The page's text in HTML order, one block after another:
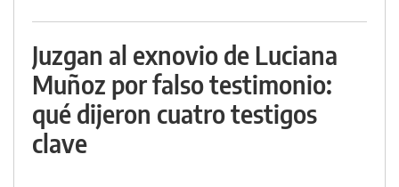
Juzgan al exnovio de Luciana
Muñoz por falso testimonio:
qué dijeron cuatro testigos
clave